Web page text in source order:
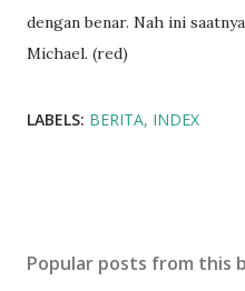
dengan benar. Nah ini
Michael. (red)
LABELS: BERITA INDEX
Popular posts from this